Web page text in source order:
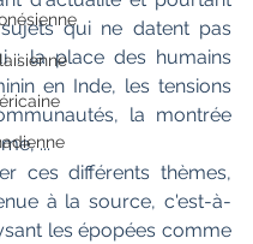
qui ne datent pas
: la place des humains
en Inde, les tensions
la montrée
...
ces différents thèmes,
à la source, c'est-à-
les épopées comme